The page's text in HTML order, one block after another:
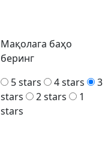
Мақолага баҳо
беринг
5 stars
4 stars
3
stars
2 stars
1
stars